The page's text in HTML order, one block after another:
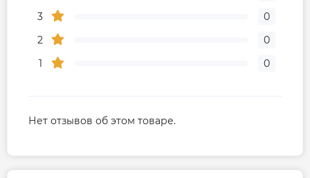
3
0
2
0
1
0
Нет отзывов об этом товаре.